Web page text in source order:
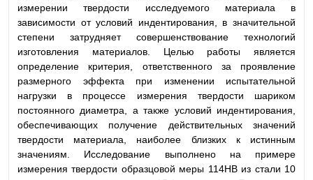
измерении твердости исследуемого материала в
зависимости от условий индентирования, в значительной
степени затрудняет совершенствование технологий
изготовления материалов. Целью работы является
определение критерия, ответственного за проявление
размерного эффекта при изменении испытательной
нагрузки в процессе измерения твердости шариком
постоянного диаметра, а также условий индентирования,
обеспечивающих получение действительных значений
твердости материала, наиболее близких к истинным
значениям. Исследование выполнено на примере
измерения твердости образцовой меры 114НВ из стали 10